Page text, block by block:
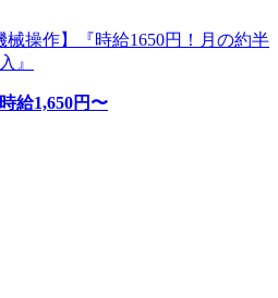
械操作】『時給1650円！月の約半
』
時給1,650円〜